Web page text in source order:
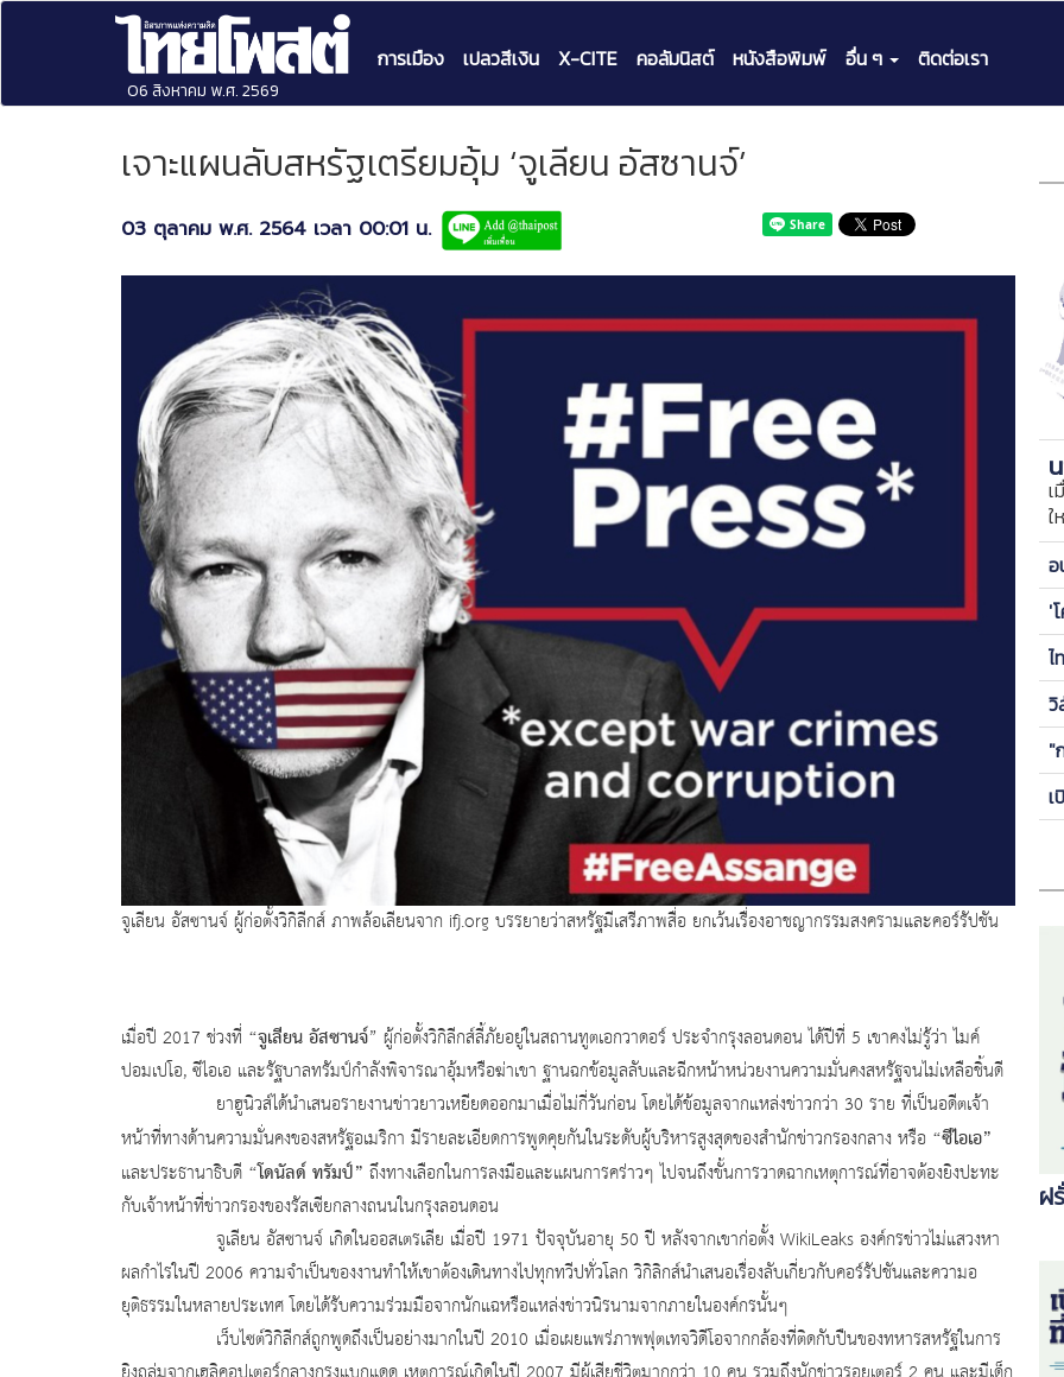
06 สิงหาคม พ.ศ. 2569
การเมือง เปลวสีเงิน X-CITE คอลัมนิสต์ หนังสือพิมพ์ อื่น ๆ ติดต่อเรา
เจาะแผนลับสหรัฐเตรียมอุ้ม ‘จูเลียน อัสซานจ์’
03 ตุลาคม พ.ศ. 2564 เวลา 00:01 น.
จูเลียน อัสซานจ์ ผู้ก่อตั้งวิกิลีกส์ ภาพล้อเลียนจาก ifj.org บรรยายว่าสหรัฐมีเสรีภาพสื่อ ยกเว้นเรื่องอาชญากรรมสงครามและคอร์รัปชัน
เมื่อปี 2017 ช่วงที่ “จูเลียน อัสซานจ์” ผู้ก่อตั้งวิกิลีกส์ลี้ภัยอยู่ในสถานทูตเอกวาดอร์ ประจำกรุงลอนดอน ได้ปีที่ 5 เขาคงไม่รู้ว่า ไมค์
ปอมเปโอ, ซีไอเอ และรัฐบาลทรัมป์กำลังพิจารณาอุ้มหรือฆ่าเขา ฐานฉกข้อมูลลับและฉีกหน้าหน่วยงานความมั่นคงสหรัฐจนไม่เหลือชิ้นดี
ยาฮูนิวส์ได้นำเสนอรายงานข่าวยาวเหยียดออกมาเมื่อไม่กี่วันก่อน โดยได้ข้อมูลจากแหล่งข่าวกว่า 30 ราย ที่เป็นอดีตเจ้า
หน้าที่ทางด้านความมั่นคงของสหรัฐอเมริกา มีรายละเอียดการพูดคุยกันในระดับผู้บริหารสูงสุดของสำนักข่าวกรองกลาง หรือ “ซีไอเอ”
และประธานาธิบดี “โดนัลด์ ทรัมป์” ถึงทางเลือกในการลงมือและแผนการคร่าวๆ ไปจนถึงขั้นการวาดฉากเหตุการณ์ที่อาจต้องยิงปะทะ
กับเจ้าหน้าที่ข่าวกรองของรัสเซียกลางถนนในกรุงลอนดอน
จูเลียน อัสซานจ์ เกิดในออสเตรเลีย เมื่อปี 1971 ปัจจุบันอายุ 50 ปี หลังจากเขาก่อตั้ง WikiLeaks องค์กรข่าวไม่แสวงหา
ผลกำไรในปี 2006 ความจำเป็นของงานทำให้เขาต้องเดินทางไปทุกทวีปทั่วโลก วิกิลิกส์นำเสนอเรื่องลับเกี่ยวกับคอร์รัปชันและความอ
ยุติธรรมในหลายประเทศ โดยได้รับความร่วมมือจากนักแฉหรือแหล่งข่าวนิรนามจากภายในองค์กรนั้นๆ
เว็บไซต์วิกิลีกส์ถูกพูดถึงเป็นอย่างมากในปี 2010 เมื่อเผยแพร่ภาพฟุตเทจวิดีโอจากกล้องที่ติดกับปืนของทหารสหรัฐในการ
เ
ข
อ
'
ไ
"
เ
ฝ